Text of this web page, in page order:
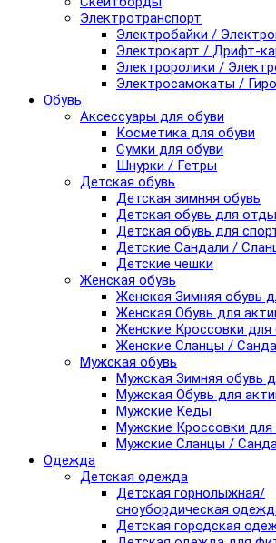
Электротранспорт
Электробайки /
Электрокарт / Дрифт-
Электроролики /
Электросамокаты /
Обувь
Аксессуары для обуви
Косметика для обуви
Сумки для обуви
Шнурки / Гетры
Детская обувь
Детская зимняя обувь
Детская обувь для
Детская обувь для
Детские Сандали /
Детские чешки
Женская обувь
Женская Зимняя обувь
Женская Обувь для
Женские Кроссовки для
Женские Сланцы /
Мужская обувь
Мужская Зимняя обувь
Мужская Обувь для
Мужские Кеды
Мужские Кроссовки для
Мужские Сланцы /
Одежда
Детская одежда
Детская горнолыжная/
сноубордическая
Детская городская